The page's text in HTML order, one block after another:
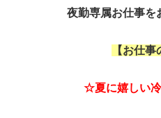
夜勤専属お仕事
【お仕事
☆夏に嬉しい